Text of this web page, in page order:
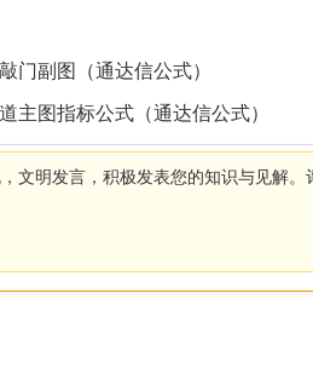
门副图（通达信公式）
主图指标公式（通达信公式）
文明发言，积极发表您的知识与见解。